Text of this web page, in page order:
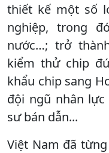
thiết kế một số
nghiệp, trong
nước…; trở
kiểm thử chip
khẩu chip sang
đội ngũ nhân
sư bán dẫn...
Việt Nam đã